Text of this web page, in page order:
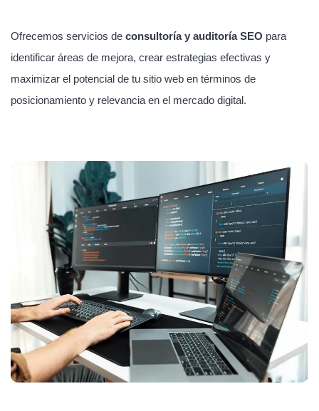
Ofrecemos servicios de consultoría y auditoría SEO para
identificar áreas de mejora, crear estrategias efectivas y
maximizar el potencial de tu sitio web en términos de
posicionamiento y relevancia en el mercado digital.